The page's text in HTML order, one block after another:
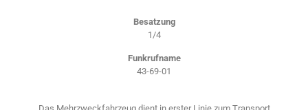
Besatzung
1/4
Funkrufname
43-69-01